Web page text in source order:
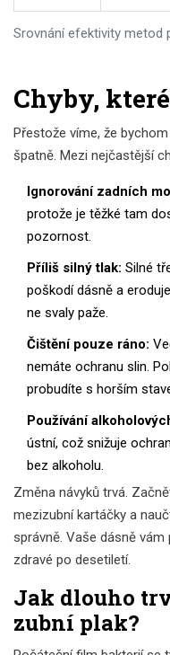
Srovnání efektivity metod
Chyby,
Přestože víme, že
špatně. Mezi nejčastější
Ignorování zadních
protože je těžké tam
pozornost.
Příliš silný tlak: Silné
poškodí dásně a
ne svaly paže.
Čištění pouze ráno:
nemáte ochranu slin.
probudíte s horším
Používání
ústní, což snižuje
bez alkoholu.
Změna návyků trvá.
mezizubní kartáčky a
správně. Vaše dásně
zdravé po desetiletí.
Jak dlouho
zubní plak?